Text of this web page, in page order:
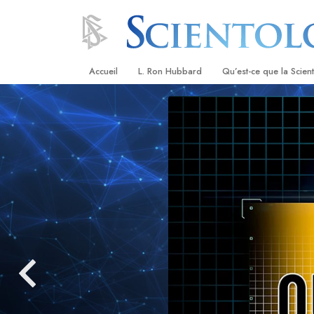
Accueil L. Ron Hubbard Qu’est-ce que la
Les scientologues et
Rencontrez un
À l’intérieur d’une église
Scientologie
La Dianétique : Une